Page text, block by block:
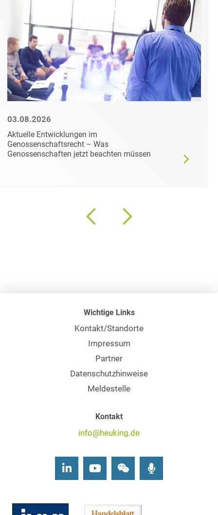
03.08.2026
Aktuelle Entwicklungen im
Genossenschaftsrecht – Was
Genossenschaften jetzt beachten müssen
Wichtige Links
Kontakt/Standorte
Impressum
Partner
Datenschutzhinweise
Meldestelle
Kontakt
info@heuking.de
LinkedInYoutubeWechat